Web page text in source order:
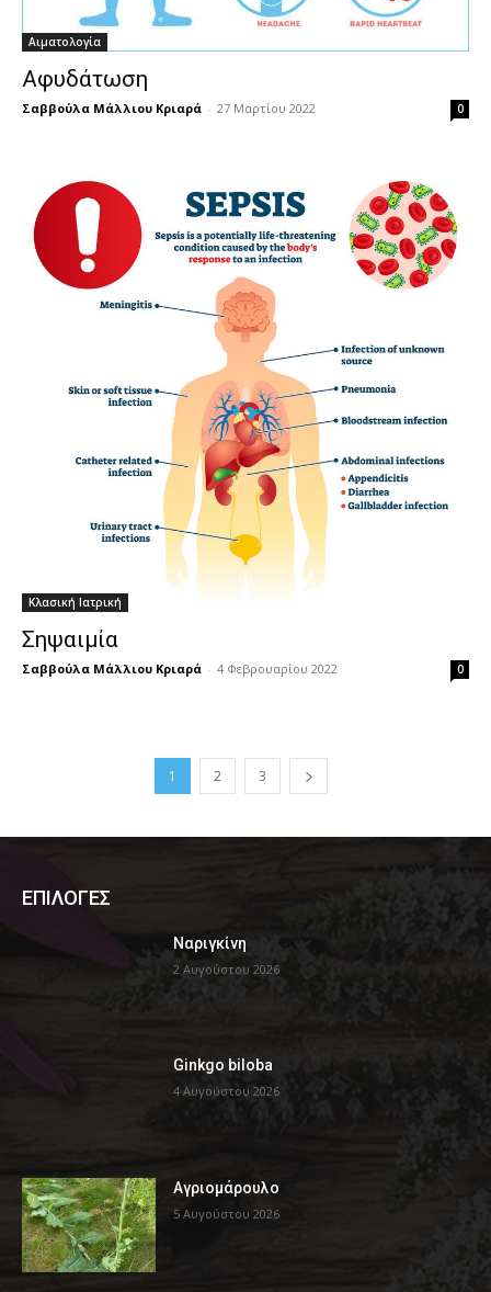
Αιματολογία
Αφυδάτωση
Σαββούλα Μάλλιου Κριαρά - 27 Μαρτίου 2022 0
Κλασική Ιατρική
Σηψαιμία
Σαββούλα Μάλλιου Κριαρά - 4 Φεβρουαρίου 2022 0
1 2 3
ΕΠΙΛΟΓΕΣ
Ναριγκίνη
2 Αυγούστου 2026
Ginkgo biloba
4 Αυγούστου 2026
Αγριομάρουλο
5 Αυγούστου 2026